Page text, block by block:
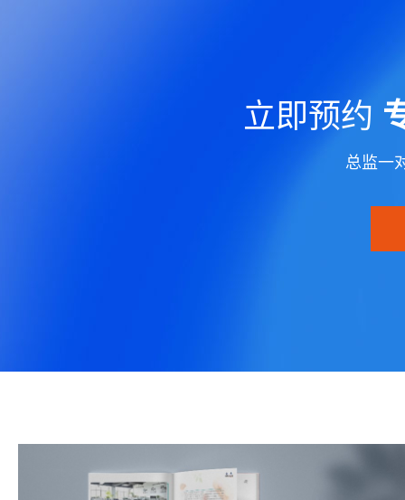
立即预约
总监一